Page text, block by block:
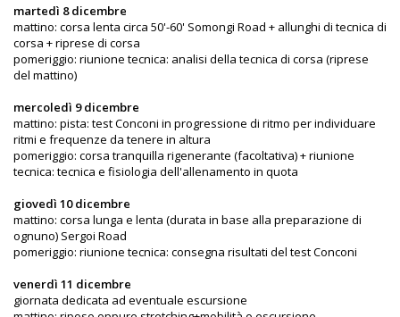
martedì 8 dicembre
mattino: corsa lenta circa 50'-60' Somongi Road + allunghi di tecnica di
corsa + riprese di corsa
pomeriggio: riunione tecnica: analisi della tecnica di corsa (riprese
del mattino)
mercoledì 9 dicembre
mattino: pista: test Conconi in progressione di ritmo per individuare
ritmi e frequenze da tenere in altura
pomeriggio: corsa tranquilla rigenerante (facoltativa) + riunione
tecnica: tecnica e fisiologia dell'allenamento in quota
giovedì 10 dicembre
mattino: corsa lunga e lenta (durata in base alla preparazione di
ognuno) Sergoi Road
pomeriggio: riunione tecnica: consegna risultati del test Conconi
venerdì 11 dicembre
giornata dedicata ad eventuale escursione